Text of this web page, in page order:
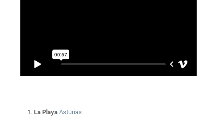
La PlayaAsturias